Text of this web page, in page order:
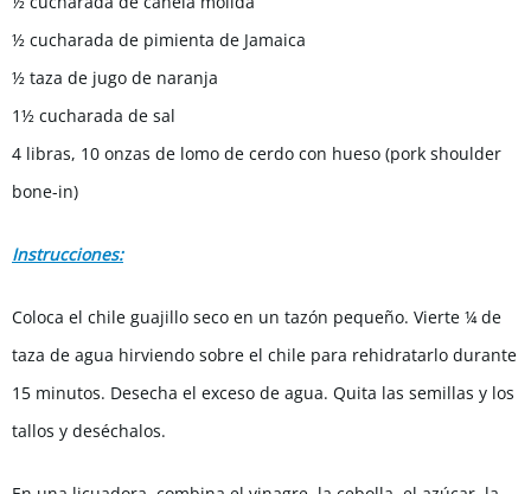
½ cucharada de pimienta de Jamaica
½ taza de jugo de naranja
1½ cucharada de sal
4 libras, 10 onzas de lomo de cerdo con hueso (pork shoulder
bone-in)
Instrucciones:
Coloca el chile guajillo seco en un tazón pequeño. Vierte ¼ de
taza de agua hirviendo sobre el chile para rehidratarlo durante
15 minutos. Desecha el exceso de agua. Quita las semillas y los
tallos y deséchalos.